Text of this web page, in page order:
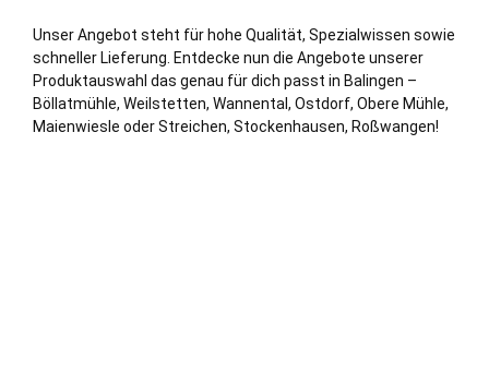
Unser Angebot steht für hohe Qualität, Spezialwissen sowie
schneller Lieferung. Entdecke nun die Angebote unserer
Produktauswahl das genau für dich passt in Balingen –
Böllatmühle, Weilstetten, Wannental, Ostdorf, Obere Mühle,
Maienwiesle oder Streichen, Stockenhausen, Roßwangen!